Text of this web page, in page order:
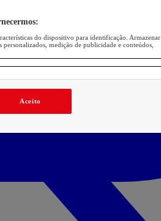
do dispositivo para identificação. Armazenar
medição de publicidade e conteúdos,
Aceito